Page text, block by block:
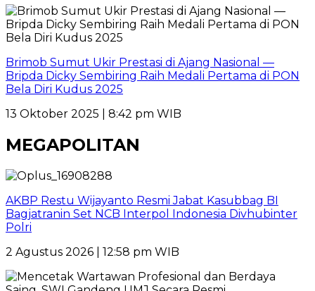
Brimob Sumut Ukir Prestasi di Ajang Nasional —
Bripda Dicky Sembiring Raih Medali Pertama di PON
Bela Diri Kudus 2025
13 Oktober 2025 | 8:42 pm WIB
MEGAPOLITAN
AKBP Restu Wijayanto Resmi Jabat Kasubbag BI
Bagjatranin Set NCB Interpol Indonesia Divhubinter
Polri
2 Agustus 2026 | 12:58 pm WIB